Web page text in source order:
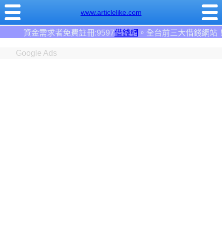
www.articlelike.com
借錢網。全台前三大借錢網站！
Google Ads